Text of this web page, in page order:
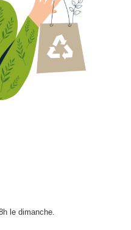
le dimanche.